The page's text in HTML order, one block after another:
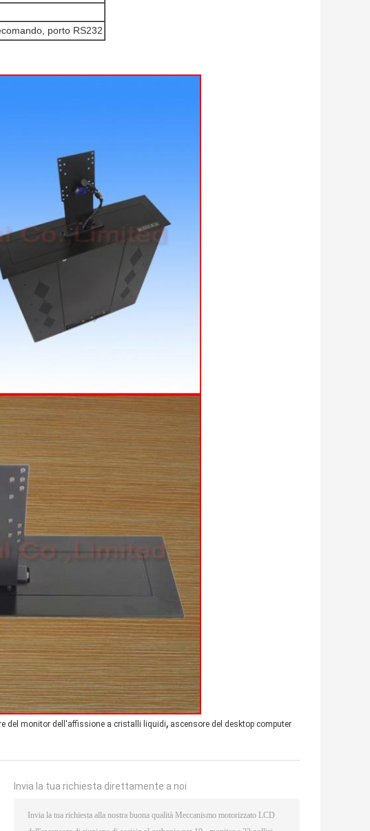
porto RS232
del monitor dell'affissione a cristalli liquidi, ascensore del desktop computer
Invia la tua richiesta direttamente a noi